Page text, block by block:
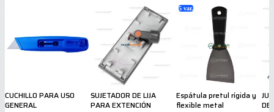
CUCHILLO PARA USO
GENERAL
SUJETADOR DE LIJA
PARA EXTENCIÓN
5 var.
Espátula pretul rígida y
flexible metal
DE